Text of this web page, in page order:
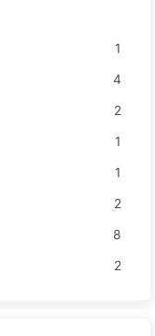
1
4
2
1
1
2
8
2